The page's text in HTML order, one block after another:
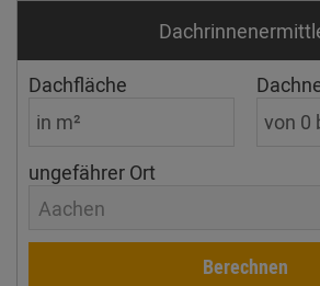
Dachfläche
ungefährer Ort
Aachen
Berechnen